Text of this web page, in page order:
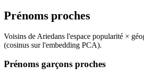
Prénoms proches
Voisins de Ariedans l'espace popularité ×
(cosinus sur l'embedding PCA).
Prénoms garçons proches